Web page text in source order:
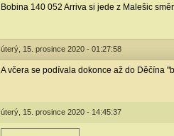
Bobina 140 052 Arriva si jede z Malešic
úterý, 15. prosince 2020 - 01:27:58
A včera se podívala dokonce až do Děčína
úterý, 15. prosince 2020 - 14:45:37